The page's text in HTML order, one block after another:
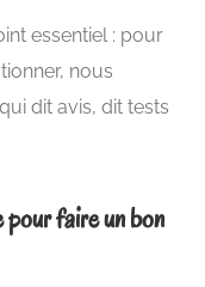
essentiel : pour
nous
dit avis, dit tests
pour faire un bon